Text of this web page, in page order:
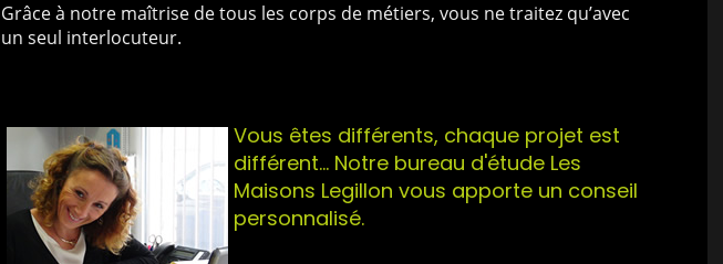
Grâce à notre maîtrise de tous les corps de métiers, vous ne traitez qu’avec
un seul interlocuteur.
Vous êtes différents, chaque projet est
différent... Notre bureau d'étude Les
Maisons Legillon vous apporte un conseil
personnalisé.